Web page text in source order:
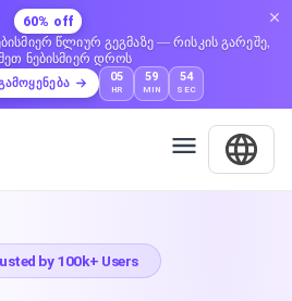
60% off
წლიურ გეგმაზე — რისკის გარეშე,
ნებისმიერ დროს
05
HR
59
MIN
53
SEC
by 100k+ Users